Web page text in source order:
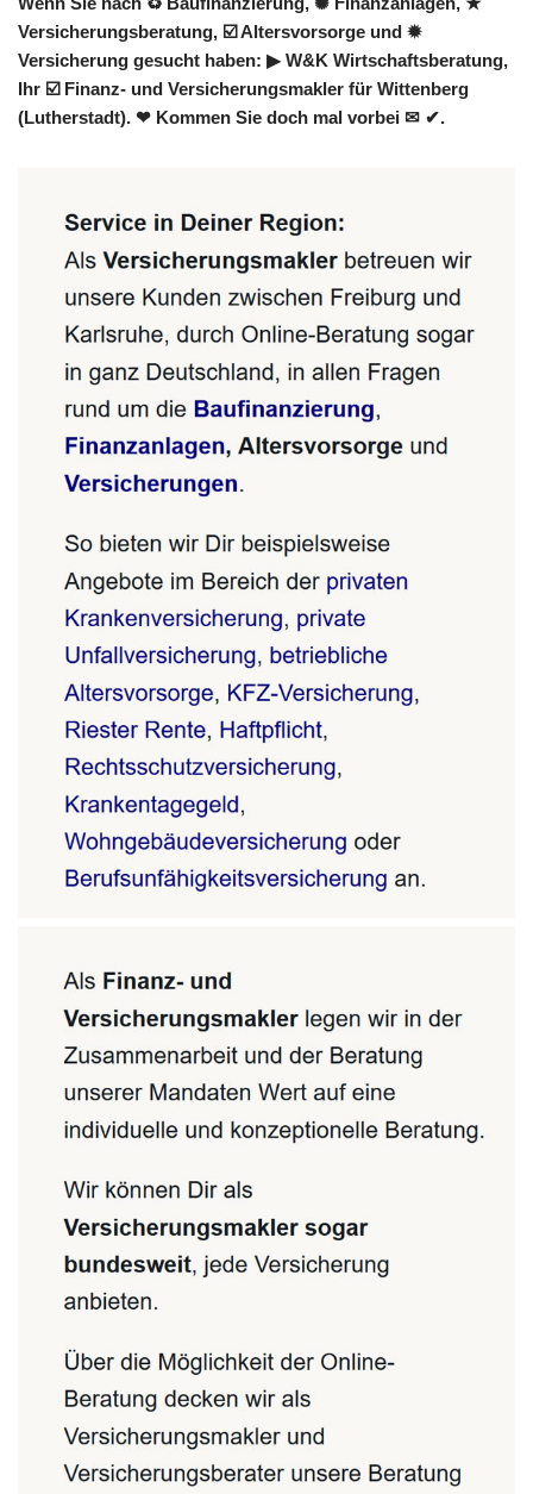
Versicherungsberatung, ☑️ Altersvorsorge und ✹
Versicherung gesucht haben: ▶︎ W&K Wirtschaftsberatung,
Ihr ☑️ Finanz- und Versicherungsmakler für Wittenberg
(Lutherstadt). ❤ Kommen Sie doch mal vorbei ✉ ✔.